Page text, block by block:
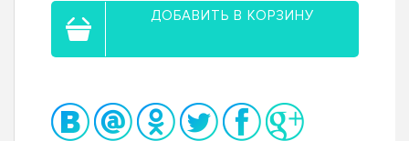
ДОБАВИТЬ В КОРЗИНУ